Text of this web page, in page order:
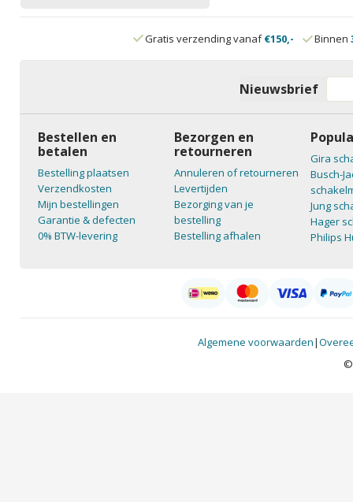
Gratis verzending vanaf€150,- Binnen
Nieuwsbrief
Bestellen en
betalen
Bestelling plaatsen
Verzendkosten
Mijn bestellingen
Garantie & defecten
0% BTW-levering
Bezorgen en
retourneren
Annuleren of retourneren
Levertijden
Bezorging van je
bestelling
Bestelling afhalen
Gira
Busch-
Jung
Hager
Philips
Algemene voorwaarden|
©